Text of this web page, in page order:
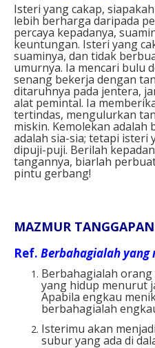
Isteri yang cakap,
lebih berharga daripada
percaya kepadanya,
keuntungan. Isteri yang
suaminya, dan tidak
umurnya. Ia mencari bulu
senang bekerja dengan
ditaruhnya pada jentera,
alat pemintal. Ia
tertindas, mengulurkan
miskin. Kemolekan adalah
adalah sia-sia; tetapi isteri
dipuji-puji. Berilah
tangannya, biarlah
pintu gerbang!
MAZMUR
Ref. Berbahagialah yang
Berbahagialah
yang hidup menurut
Apabila engkau
berbahagialah
Isterimu akan
subur yang ada di